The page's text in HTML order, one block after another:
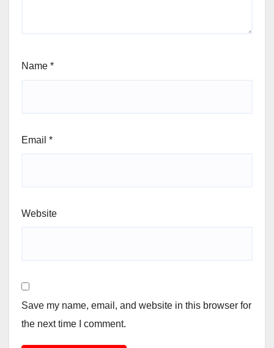
Name *
Email *
Website
Save my name, email, and website in this browser for
the next time I comment.